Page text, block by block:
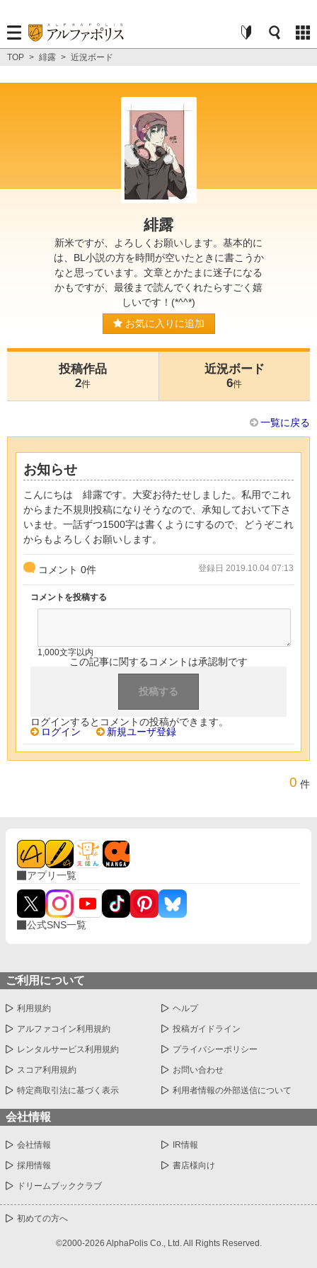
TOP > 緋露 > 近況ボード
緋露
新米ですが、よろしくお願いします。基本的に
は、BL小説の方を時間が空いたときに書こうか
なと思っています。文章とかたまに迷子になる
かもですが、最後まで読んでくれたらすごく嬉
しいです！(*^^*)
お気に入りに追加
投稿作品
2件
近況ボード
6件
一覧に戻る
お知らせ
こんにちは 緋露です。大変お待たせしました。私用でこれ
からまた不規則投稿になりそうなので、承知しておいて下さ
いませ。一話ずつ1500字は書くようにするので、どうぞこれ
からもよろしくお願いします。
コメント 0件 登録日 2019.10.04 07:13
コメントを投稿する
1,000文字以内
この記事に関するコメントは承認制です
ログインするとコメントの投稿ができます。
ログイン
新規ユーザ登録
0 件
アプリ一覧
公式SNS一覧
ご利用について
利用規約 ヘルプ
アルファコイン利用規約 投稿ガイドライン
レンタルサービス利用規約 プライバシーポリシー
スコア利用規約 お問い合わせ
特定商取引法に基づく表示 利用者情報の外部送信について
会社情報
会社情報 IR情報
採用情報 書店様向け
ドリームブッククラブ
初めての方へ
©2000-2026 AlphaPolis Co., Ltd. All Rights Reserved.